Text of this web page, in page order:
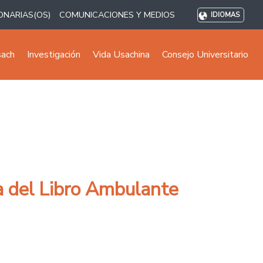
COMUNICACIONES Y MEDIOS IDIOMAS
Investigación Vida Usachina Consejo Universitario
del Libro Ambulante